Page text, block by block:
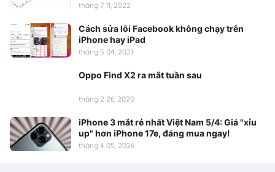
tháng 7 11, 2022
Cách sửa lỗi Facebook không chạy trên
iPhone hay iPad
tháng 5 04, 2021
Oppo Find X2 ra mắt tuần sau
tháng 2 26, 2020
iPhone 3 mắt rẻ nhất Việt Nam 5/4: Giá "xỉu
up" hơn iPhone 17e, đáng mua ngay!
tháng 4 05, 2026